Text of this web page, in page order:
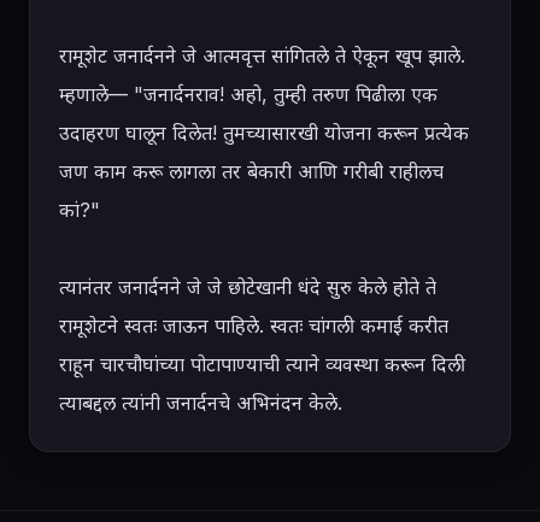
रामूशेट जनार्दनने जे आत्मवृत्त सांगितले ते ऐकून खूप झाले.
म्हणाले— "जनार्दनराव! अहो, तुम्ही तरुण पिढीला एक
उदाहरण घालून दिलेत! तुमच्यासारखी योजना करून प्रत्येक
जण काम करू लागला तर बेकारी आणि गरीबी राहीलच
कां?"
त्यानंतर जनार्दनने जे जे छोटेखानी धंदे सुरु केले होते ते
रामूशेटने स्वतः जाऊन पाहिले. स्वतः चांगली कमाई करीत
राहून चारचौघांच्या पोटापाण्याची त्याने व्यवस्था करून दिली
त्याबद्दल त्यांनी जनार्दनचे अभिनंदन केले.